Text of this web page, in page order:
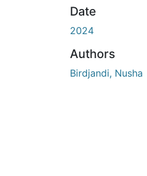
Date
2024
Authors
Birdjandi, Nusha